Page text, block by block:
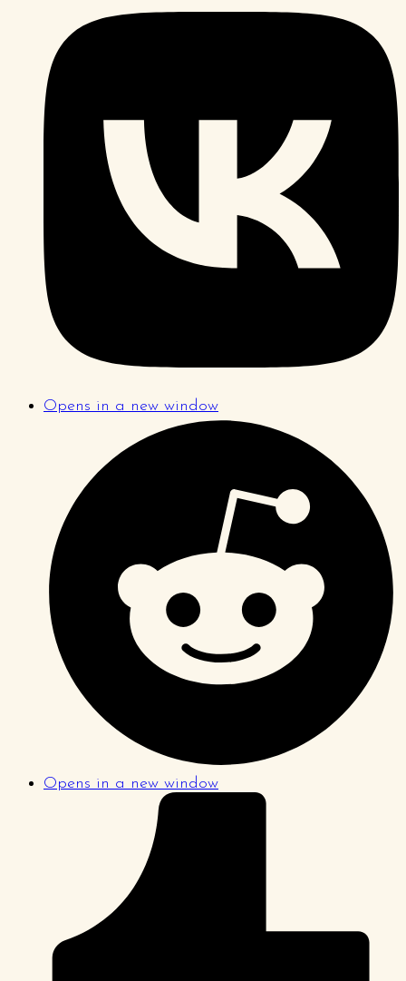
Opens in a new window
Opens in a new window